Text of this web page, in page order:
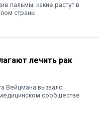
пальмы: какие растут в
страны
лечить рак
Вейцмана вызвало
сообществе